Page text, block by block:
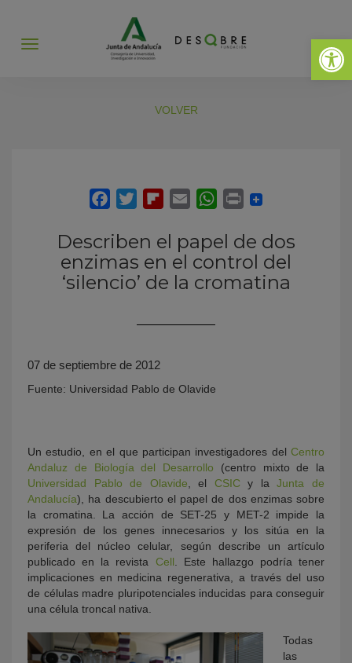
Abrir
Abrir
VOLVER
Describen el papel de dos
enzimas en el control del
‘silencio’ de la cromatina
07 de septiembre de 2012
Fuente: Universidad Pablo de Olavide
Un estudio, en el que participan investigadores del Centro
Andaluz de Biología del Desarrollo (centro mixto de la
Universidad Pablo de Olavide , el CSICy laJunta de
Andalucía), ha descubierto el papel de dos enzimas sobre
la cromatina. La acción de SET-25 y MET-2 impide la
expresión de los genes innecesarios y los sitúa en la
periferia del núcleo celular, según describe un artículo
publicado en la revista Cell . Este hallazgo podría tener
implicaciones en medicina regenerativa, a través del uso
de células madre pluripotenciales inducidas para conseguir
una célula troncal nativa.
Todas
las